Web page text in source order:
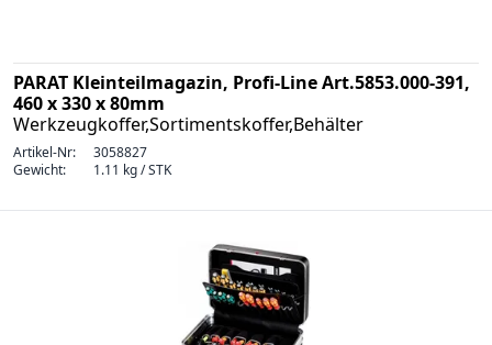
PARAT Kleinteilmagazin, Profi-Line Art.5853.000-391,
460 x 330 x 80mm
Werkzeugkoffer,Sortimentskoffer,Behälter
Artikel-Nr:
3058827
Gewicht:
1.11 kg / STK